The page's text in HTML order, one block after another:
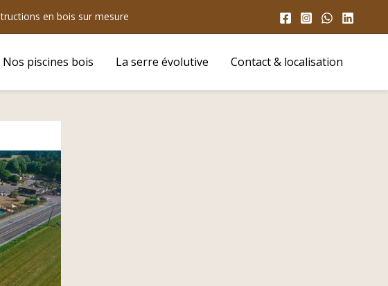
en bois sur mesure
Nos piscines bois La serre évolutive Contact & localisation